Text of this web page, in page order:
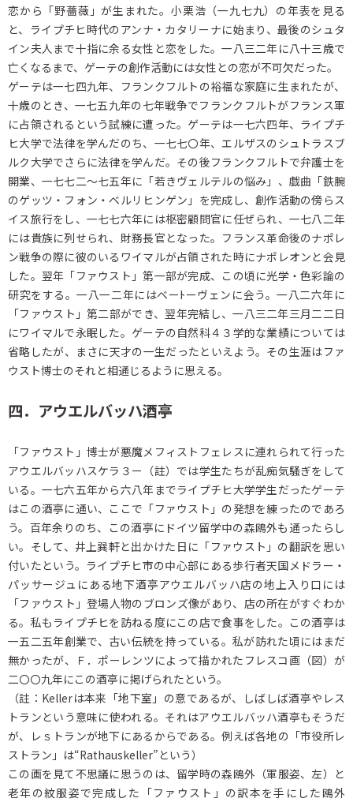
恋から「野薔薇」が生まれた。小栗浩（一九七九）の年表を見る
と、ライプチヒ時代のアンナ・カタリーナに始まり、最後のシュタ
イン夫人まで十指に余る女性と恋をした。一八三二年に八十三歳で
亡くなるまで、ゲーテの創作活動には女性との恋が不可欠だった。
ゲーテは一七四九年、フランクフルトの裕福な家庭に生まれたが、
十歳のとき、一七五九年の七年戦争でフランクフルトがフランス軍
に占領されるという試練に遭った。ゲーテは一七六四年、ライプチ
ヒ大学で法律を学んだのち、一七七〇年、エルザスのシュトラスブ
ルク大学でさらに法律を学んだ。その後フランクフルトで弁護士を
開業、一七七二～七五年に「若きヴェルテルの悩み」、戯曲「鉄腕
のゲッツ・フォン・ベルリヒンゲン」を完成し、創作活動の傍らス
イス旅行をし、一七七六年には枢密顧問官に任ぜられ、一七八二年
には貴族に列せられ、財務長官となった。フランス革命後のナポレ
ン戦争の際に彼のいるワイマルが占領された時にナポレオンと会見
した。翌年「ファウスト」第一部が完成、この頃に光学・色彩論の
研究をする。一八一二年にはベーﾄーヴェンに会う。一八二六年に
「ファウスト」第二部ができ、翌年完結し、一八三二年三月二二日
にワイマルで永眠した。ゲーテの自然科４３学的な業績については
省略したが、まさに天才の一生だったといえよう。その生涯はファ
ウスト博士のそれと相通じるように思える。
四．アウエルバッハ酒亭
「ファウスト」博士が悪魔メフィストフェレスに連れられて行った
アウエルバッハスケラ３ー（註）では学生たちが乱痴気騒ぎをして
いる。一七六五年から六八年までライプチヒ大学学生だったゲーテ
はこの酒亭に通い、ここで「ファウスト」の発想を練ったのであろ
う。百年余りのち、この酒亭にドイツ留学中の森鴎外も通ったらし
い。そして、井上巽軒と出かけた日に「ファウスト」の翻訳を思い
付いたという。ライプチヒ市の中心部にある歩行者天国メドラー・
パッサージュにある地下酒亭アウエルバッハ店の地上入り口には
「ファウスト」登場人物のブロンズ像があり、店の所在がすぐわか
る。私もライプチヒを訪ねる度にこの店で食事をした。この酒亭は
一五二五年創業で、古い伝統を持っている。私が訪れた頃にはまだ
無かったが、Ｆ．ポーレンツによって描かれたフレスコ画（図）が
二〇〇九年にこの酒亭に掲げられたという。
（註：Kellerは本来「地下室」の意であるが、しばしば酒亭やレス
トランという意味に使われる。それはアウエルバッハ酒亭もそうだ
が、レｓトランが地下にあるからである。例えば各地の「市役所レ
ストラン」は“Rathauskeller”という）
この画を見て不思議に思うのは、留学時の森鴎外（軍服姿、左）と
老年の紋服姿で完成した「ファウスト」の訳本を手にした鴎外